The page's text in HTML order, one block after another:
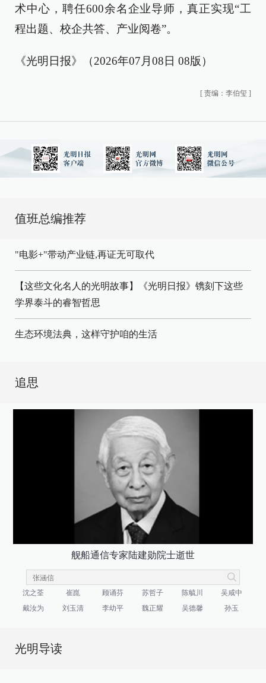
术中心，聘任600余名企业导师，真正实现“工
程出题、校企共答、产业阅卷”。
《光明日报》（2026年07月08日 08版）
[ 责编：李伯玺 ]
值班总编推荐
"电影+"带动产业链,再证无可取代
【这些文化名人的光明故事】《光明日报》镌刻下这些
学界泰斗的睿智哲思
生态环境法典，这样守护咱的生活
追思
舰船通信专家陆建勋院士逝世
沈之荃 崔崑 顾诵芬 苏哲子 陈毓川
吴咸中
戴汝为
刘玉清 李幼平 魏正耀 吴德馨 孙玉
光明导读